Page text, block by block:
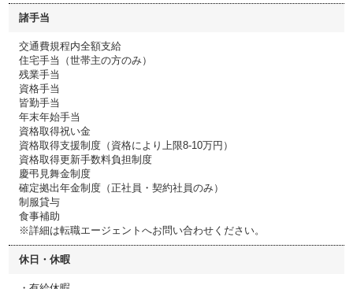
諸手当
交通費規程内全額支給
住宅手当（世帯主の方のみ）
残業手当
資格手当
皆勤手当
年末年始手当
資格取得祝い金
資格取得支援制度（資格により上限8-10万円）
資格取得更新手数料負担制度
慶弔見舞金制度
確定拠出年金制度（正社員・契約社員のみ）
制服貸与
食事補助
※詳細は転職エージェントへお問い合わせください。
休日・休暇